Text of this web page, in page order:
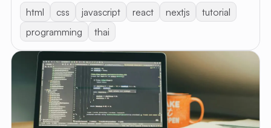
VIBE
CODING
เกี่ยวกับ
EN
html css javascript react nextjs
tutorial
programming
thai